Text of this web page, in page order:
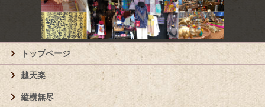
トップページ
越天楽
縦横無尽